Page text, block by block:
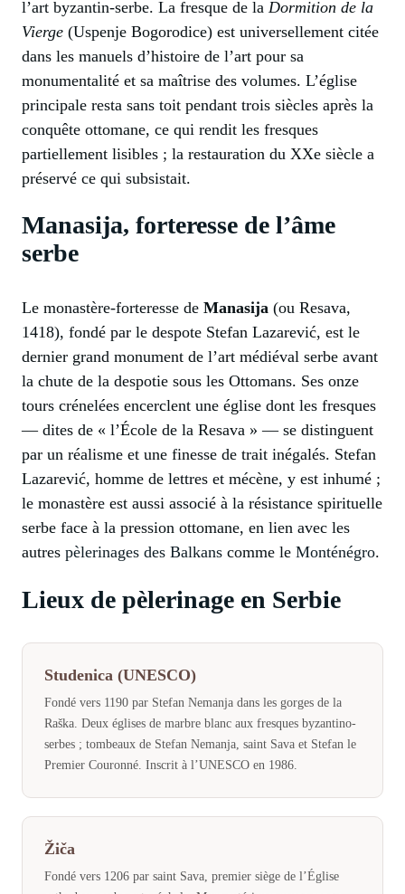
l’art byzantin-serbe. La fresque de la Dormition de la
Vierge (Uspenje Bogorodice) est universellement citée
dans les manuels d’histoire de l’art pour sa
monumentalité et sa maîtrise des volumes. L’église
principale resta sans toit pendant trois siècles après la
conquête ottomane, ce qui rendit les fresques
partiellement lisibles ; la restauration du XXe siècle a
préservé ce qui subsistait.
Manasija, forteresse de l’âme
serbe
Le monastère-forteresse de Manasija (ou Resava,
1418), fondé par le despote Stefan Lazarević, est le
dernier grand monument de l’art médiéval serbe avant
la chute de la despotie sous les Ottomans. Ses onze
tours crénelées encerclent une église dont les fresques
— dites de « l’École de la Resava » — se distinguent
par un réalisme et une finesse de trait inégalés. Stefan
Lazarević, homme de lettres et mécène, y est inhumé ;
le monastère est aussi associé à la résistance spirituelle
serbe face à la pression ottomane, en lien avec les
autres pèlerinages des Balkans comme le Monténégro.
Lieux de pèlerinage en Serbie
Studenica (UNESCO)
Fondé vers 1190 par Stefan Nemanja dans les gorges de la
Raška. Deux églises de marbre blanc aux fresques byzantino-
serbes ; tombeaux de Stefan Nemanja, saint Sava et Stefan le
Premier Couronné. Inscrit à l’UNESCO en 1986.
Žiča
Fondé vers 1206 par saint Sava, premier siège de l’Église